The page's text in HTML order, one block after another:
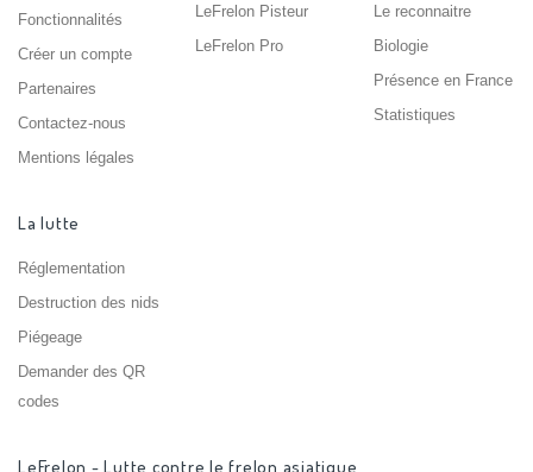
Fonctionnalités
Créer un compte
Partenaires
Contactez-nous
Mentions légales
LeFrelon Pisteur
LeFrelon Pro
Le reconnaitre
Biologie
Présence en France
Statistiques
La lutte
Réglementation
Destruction des nids
Piégeage
Demander des QR
codes
LeFrelon - Lutte contre le frelon asiatique